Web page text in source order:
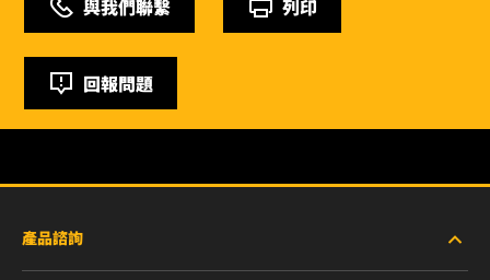
與我們聯繫 列印
回報問題
產品諮詢